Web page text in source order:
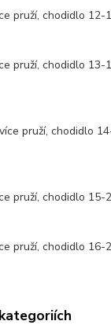
pruží, chodidlo 12-
pruží, chodidlo 13-
pruží, chodidlo
pruží, chodidlo 15-
pruží, chodidlo 16-